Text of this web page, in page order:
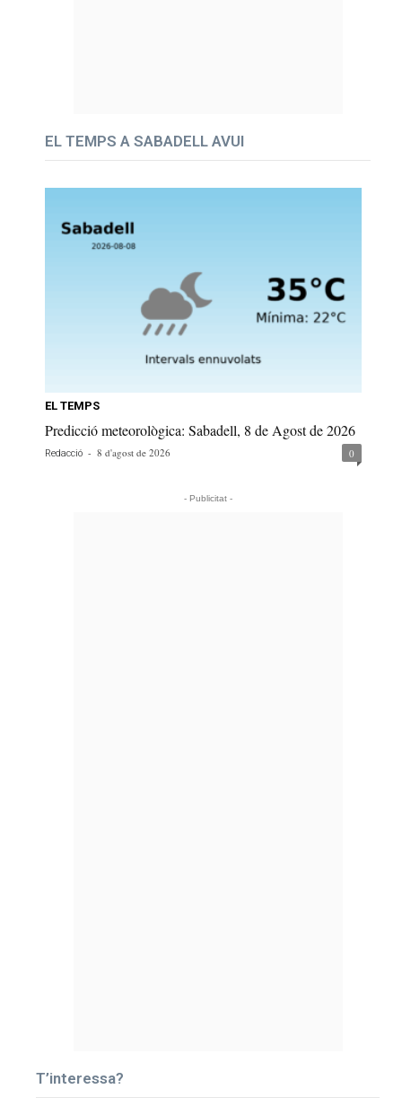
EL TEMPS A SABADELL AVUI
EL TEMPS
Predicció meteorològica: Sabadell, 8 de Agost de 2026
Redacció - 8 d'agost de 2026 0
- Publicitat -
T’interessa?